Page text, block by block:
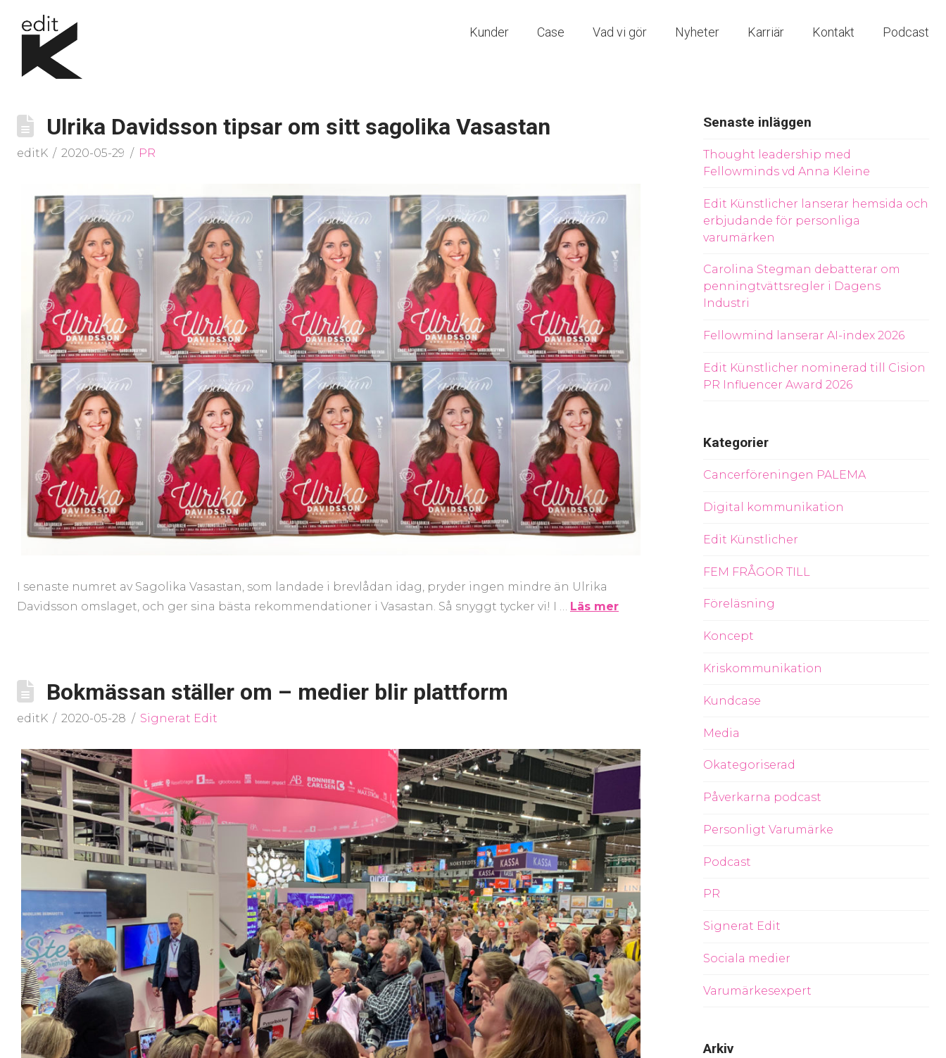
Kunder Case Vad vi gör Nyheter Karriär Kontakt Podcast
Ulrika Davidsson tipsar om sitt sagolika Vasastan
editK 2020-05-29 PR
I senaste numret av Sagolika Vasastan, som landade i brevlådan idag, pryder ingen mindre än Ulrika
Davidsson omslaget, och ger sina bästa rekommendationer i Vasastan. Så snyggt tycker vi! I … Läs mer
Bokmässan ställer om – medier blir plattform
editK 2020-05-28 Signerat Edit
Senaste inläggen
Thought leadership med
Fellowminds vd Anna Kleine
Edit Künstlicher lanserar hemsida och
erbjudande för personliga
varumärken
Carolina Stegman debatterar om
penningtvättsregler i Dagens
Industri
Fellowmind lanserar AI-index 2026
Edit Künstlicher nominerad till Cision
PR Influencer Award 2026
Kategorier
Cancerföreningen PALEMA
Digital kommunikation
Edit Künstlicher
FEM FRÅGOR TILL
Föreläsning
Koncept
Kriskommunikation
Kundcase
Media
Okategoriserad
Påverkarna podcast
Personligt Varumärke
Podcast
PR
Signerat Edit
Sociala medier
Varumärkesexpert
Arkiv